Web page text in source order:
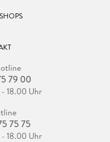
79 00
18.00 Uhr
75 75
18.00 Uhr